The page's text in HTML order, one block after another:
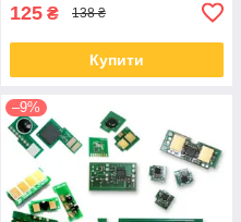
125 ₴ 138 ₴
Купити
–9%